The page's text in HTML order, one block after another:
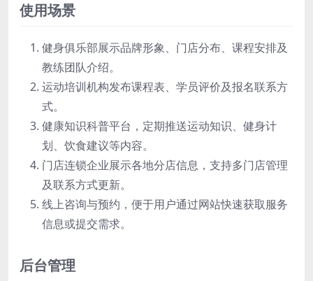
使用场景
健身俱乐部展示品牌形象、门店分布、课程安排及
教练团队介绍。
运动培训机构发布课程表、学员评价及报名联系方
式。
健康知识科普平台，定期推送运动知识、健身计
划、饮食建议等内容。
门店连锁企业展示各地分店信息，支持多门店管理
及联系方式更新。
线上咨询与预约，便于用户通过网站快速获取服务
信息或提交需求。
后台管理